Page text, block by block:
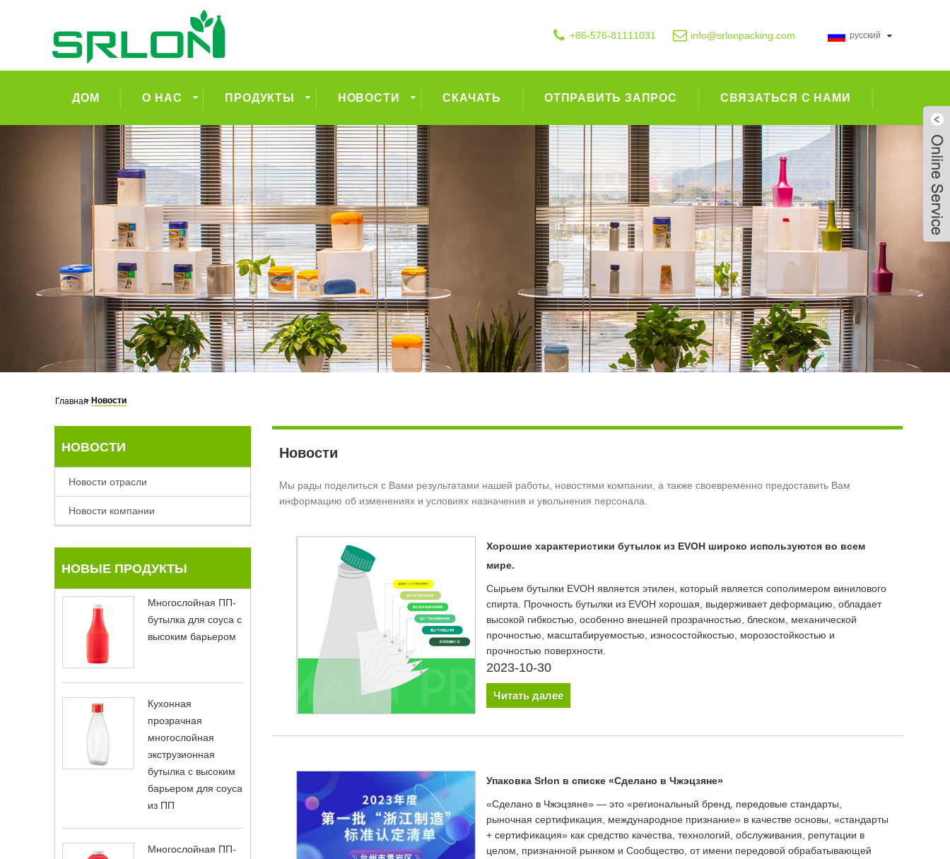
русский
+86-576-81111031 info@srlonpacking.com
ДОМ О НАС ПРОДУКТЫ НОВОСТИ СКАЧАТЬ ОТПРАВИТЬ ЗАПРОС СВЯЗАТЬСЯ С НАМИ
Главная
> Новости
НОВОСТИ
Новости отрасли
Новости компании
НОВЫЕ ПРОДУКТЫ
Многослойная ПП-
бутылка для соуса с
высоким барьером
Кухонная
прозрачная
многослойная
экструзионная
бутылка с высоким
барьером для соуса
из ПП
Многослойная ПП-
Новости
Мы рады поделиться с Вами результатами нашей работы, новостями компании, а также своевременно предоставить Вам
информацию об изменениях и условиях назначения и увольнения персонала.
Хорошие характеристики бутылок из EVOH широко используются во всем
мире.
Сырьем бутылки EVOH является этилен, который является сополимером винилового
спирта. Прочность бутылки из EVOH хорошая, выдерживает деформацию, обладает
высокой гибкостью, особенно внешней прозрачностью, блеском, механической
прочностью, масштабируемостью, износостойкостью, морозостойкостью и
прочностью поверхности.
2023-10-30
Читать далее
Упаковка Srlon в списке «Сделано в Чжэцзяне»
«Сделано в Чжэцзяне» — это «региональный бренд, передовые стандарты,
рыночная сертификация, международное признание» в качестве основы, «стандарты
+ сертификация» как средство качества, технологий, обслуживания, репутации в
целом, признанной рынком и Сообщество, от имени передовой обрабатывающей